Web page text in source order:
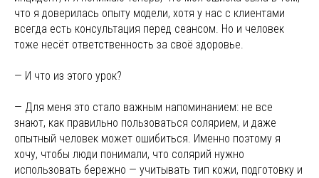
что я доверилась опыту модели, хотя у нас с клиентами
всегда есть консультация перед сеансом. Но и человек
тоже несёт ответственность за своё здоровье.
— И что из этого урок?
— Для меня это стало важным напоминанием: не все
знают, как правильно пользоваться солярием, и даже
опытный человек может ошибиться. Именно поэтому я
хочу, чтобы люди понимали, что солярий нужно
использовать бережно — учитывать тип кожи, подготовку и